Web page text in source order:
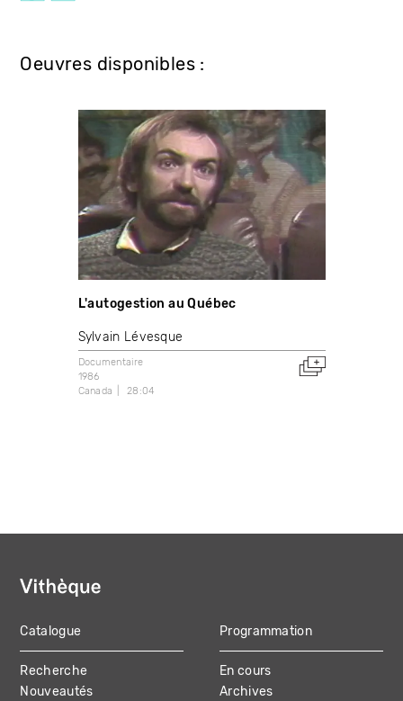
Oeuvres disponibles :
L'autogestion au Québec
Sylvain Lévesque
Documentaire
1986
Canada
28:04
MAIN
NAVIGATION
Catalogue
Recherche
Nouveautés
Programmation
En cours
Archives